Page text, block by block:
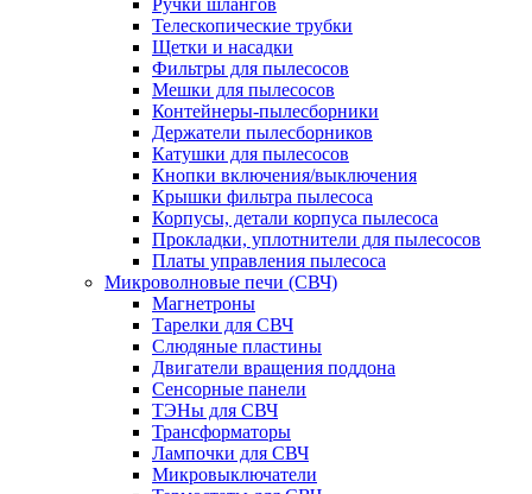
Ручки шлангов
Телескопические трубки
Щетки и насадки
Фильтры для пылесосов
Мешки для пылесосов
Контейнеры-пылесборники
Держатели пылесборников
Катушки для пылесосов
Кнопки включения/выключения
Крышки фильтра пылесоса
Корпусы, детали корпуса пылесоса
Прокладки, уплотнители для пылесосов
Платы управления пылесоса
Микроволновые печи (СВЧ)
Магнетроны
Тарелки для СВЧ
Слюдяные пластины
Двигатели вращения поддона
Сенсорные панели
ТЭНы для СВЧ
Трансформаторы
Лампочки для СВЧ
Микровыключатели